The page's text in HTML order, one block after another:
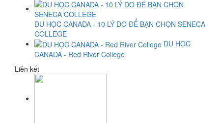
DU HỌC CANADA - 10 LÝ DO ĐỂ BẠN CHỌN SENECA
COLLEGE
DU HỌC
CANADA - Red River College
Liên kết